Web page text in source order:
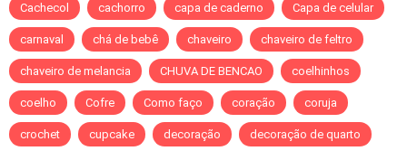
Cachecol cachorro capa de caderno Capa de celular
carnaval chá de bebê chaveiro chaveiro de feltro
chaveiro de melancia CHUVA DE BENCAO coelhinhos
coelho Cofre Como faço coração coruja
crochet cupcake decoração decoração de quarto